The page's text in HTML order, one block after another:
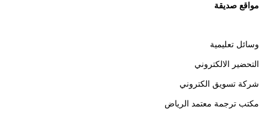
مواقع صديقة
وسائل تعليمية
التحضير الالكتروني
شركة تسويق الكتروني
مكتب ترجمة معتمد الرياض